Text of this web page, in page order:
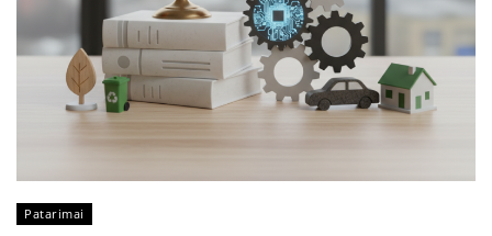
Patarimai